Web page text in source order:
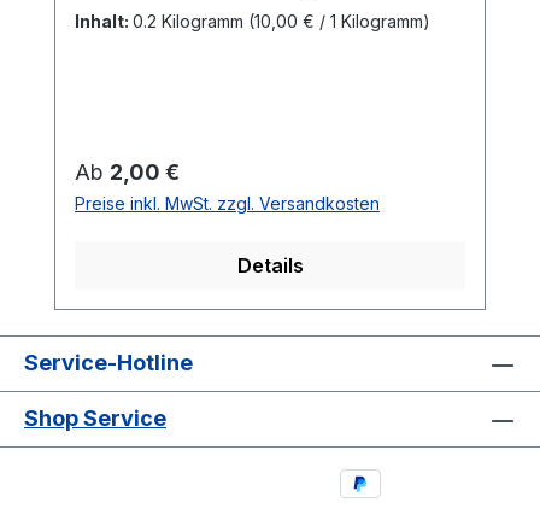
Für Sport, Spiel und Spaß.
Kartoffelstärke, Pflanzl.
Nebenerzeugnisse, Salz,
Konservierungsstoffe (EG-Zusatzstoffe)
und Fette 5,6%, Anorganische Stoffe
3,6%, Rohfaser 7,1%. Feuchtigkeit 28%
Inhalt: 0.2 Kilogramm (10,00 € / 1 Kilogramm)
Regulärer Preis:
Ab 2,00 €
Preise inkl. MwSt. zzgl. Versandkosten
Details
Service-Hotline
Shop Service